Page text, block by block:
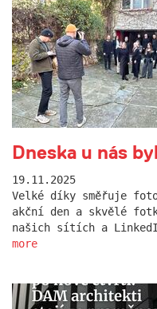
Dneska u nás
19.11.2025
Velké díky směřuje
akční den a skvělé
našich sítích a
more